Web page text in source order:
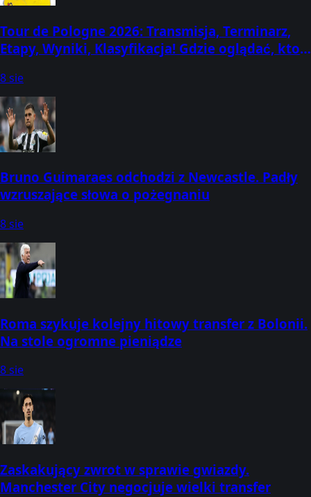
Tour de Pologne 2026: Transmisja, Terminarz,
Etapy, Wyniki, Klasyfikacja! Gdzie oglądać, kto
8 sie
Bruno Guimaraes odchodzi z Newcastle. Padły
wzruszające słowa o pożegnaniu
8 sie
Roma szykuje kolejny hitowy transfer z Bolonii.
Na stole ogromne pieniądze
8 sie
Zaskakujący zwrot w sprawie gwiazdy.
Manchester City negocjuje wielki transfer